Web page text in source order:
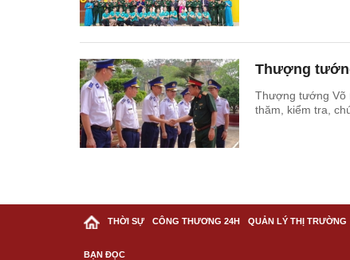
Thượng
Thượng tướng Võ
thăm, kiểm tra,
THỜI SỰ CÔNG THƯƠNG 24H QUẢN LÝ THỊ TRƯỜNG
BẠN ĐỌC